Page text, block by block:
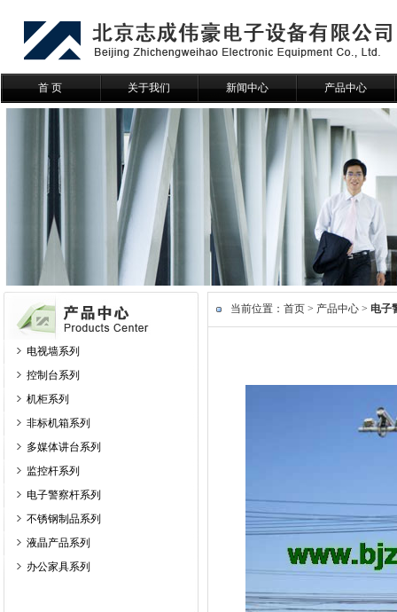
首 页 关于我们 新闻中心 产品中心
电视墙系列
控制台系列
机柜系列
非标机箱系列
多媒体讲台系列
监控杆系列
电子警察杆系列
不锈钢制品系列
液晶产品系列
办公家具系列
当前位置： 首页> 产品中心> 电子